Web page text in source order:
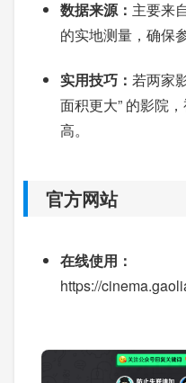
数据来源： 主要来
的实地测量，确保
实用技巧： 若两家
面积更大” 的影院
高。
官方网站
在线使用：
https://